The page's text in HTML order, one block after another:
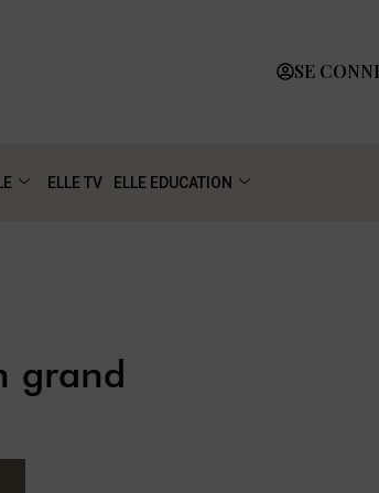
SE
ELLE TV ELLE EDUCATION
grand